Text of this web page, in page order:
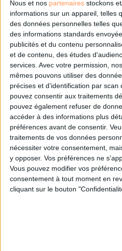
Nous et nos partenaires stockons
informations sur un appareil, telles
des données personnelles telles
des informations standards
publicités et du contenu
et de contenu, des études
services. Avec votre permission,
mêmes pouvons utiliser des
précises et d’identification par
pouvez consentir aux traitements
pouvez également refuser de
accéder à des informations plus
préférences avant de consentir.
traitements de vos données
nécessiter votre consentement,
y opposer. Vos préférences ne
Vous pouvez modifier vos
consentement à tout moment en
cliquant sur le bouton
consentement. Vos préférences
site Web. Vous pouvez modifier
abonnant sur ce site web ou en
de
Déjà abonné.e ?
0 Commentaire
Bibliothèque Municipale